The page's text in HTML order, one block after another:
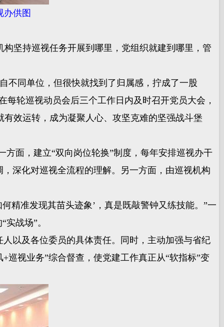
供图
坚持巡视任务开展到哪里，党组织就建到哪里，管
同单位，但很快就找到了归属感，拧成了一股
轮巡视动员会后三个工作日内及时召开党员大会，
效运转，成为凝聚人心、攻坚克难的坚强战斗堡
面，建立“双向岗位轮换”制度，每年安排巡视办干
深化对巡视全流程的理解。另一方面，由巡视机构
准发现其苗头迹象’，真是既敲警钟又练技能。”一
战场”。
以及各位委员的具体责任。同时，主动加强与省纪
巡视业务”综合督查，使党建工作真正从“软指标”变